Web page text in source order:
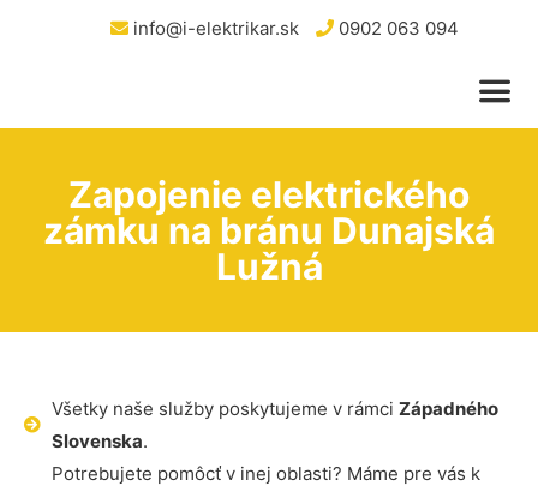
info@i-elektrikar.sk 0902 063 094
Zapojenie elektrického
zámku na bránu Dunajská
Lužná
Všetky naše služby poskytujeme v rámci Západného
Slovenska.
Potrebujete pomôcť v inej oblasti? Máme pre vás k